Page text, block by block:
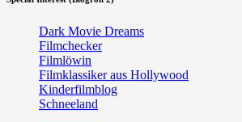
Dark Movie Dreams
Filmchecker
Filmlöwin
Filmklassiker aus Hollywood
Kinderfilmblog
Schneeland